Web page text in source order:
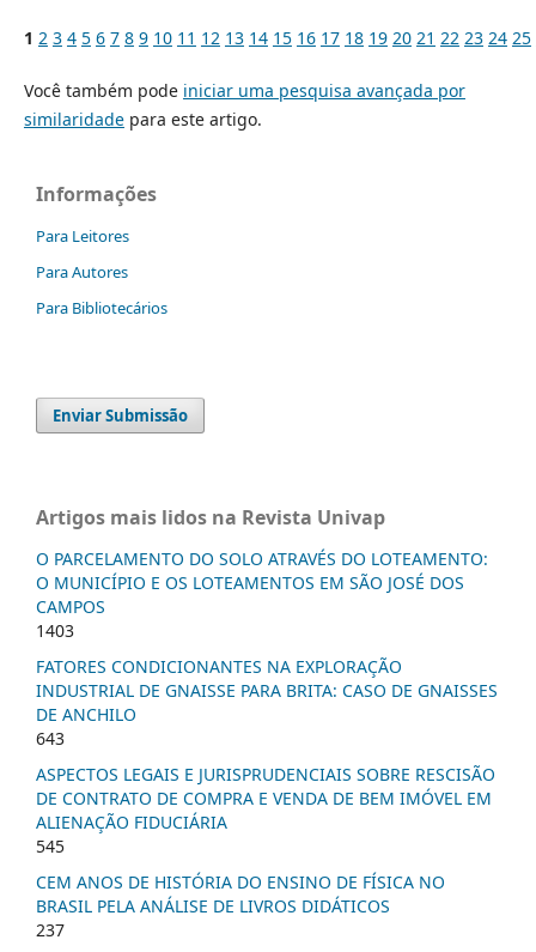
1 2 3 4 5 6 7 8 9 10 11 12 13 14 15 16 17 18 19 20 21 22 23 24 25
Você também pode iniciar uma pesquisa avançada por
similaridadepara este artigo.
Informações
Para Leitores
Para Autores
Para Bibliotecários
Enviar Submissão
Artigos mais lidos na Revista Univap
O PARCELAMENTO DO SOLO ATRAVÉS DO LOTEAMENTO:
O MUNICÍPIO E OS LOTEAMENTOS EM SÃO JOSÉ DOS
CAMPOS
1403
FATORES CONDICIONANTES NA EXPLORAÇÃO
INDUSTRIAL DE GNAISSE PARA BRITA: CASO DE GNAISSES
DE ANCHILO
643
ASPECTOS LEGAIS E JURISPRUDENCIAIS SOBRE RESCISÃO
DE CONTRATO DE COMPRA E VENDA DE BEM IMÓVEL EM
ALIENAÇÃO FIDUCIÁRIA
545
CEM ANOS DE HISTÓRIA DO ENSINO DE FÍSICA NO
BRASIL PELA ANÁLISE DE LIVROS DIDÁTICOS
237